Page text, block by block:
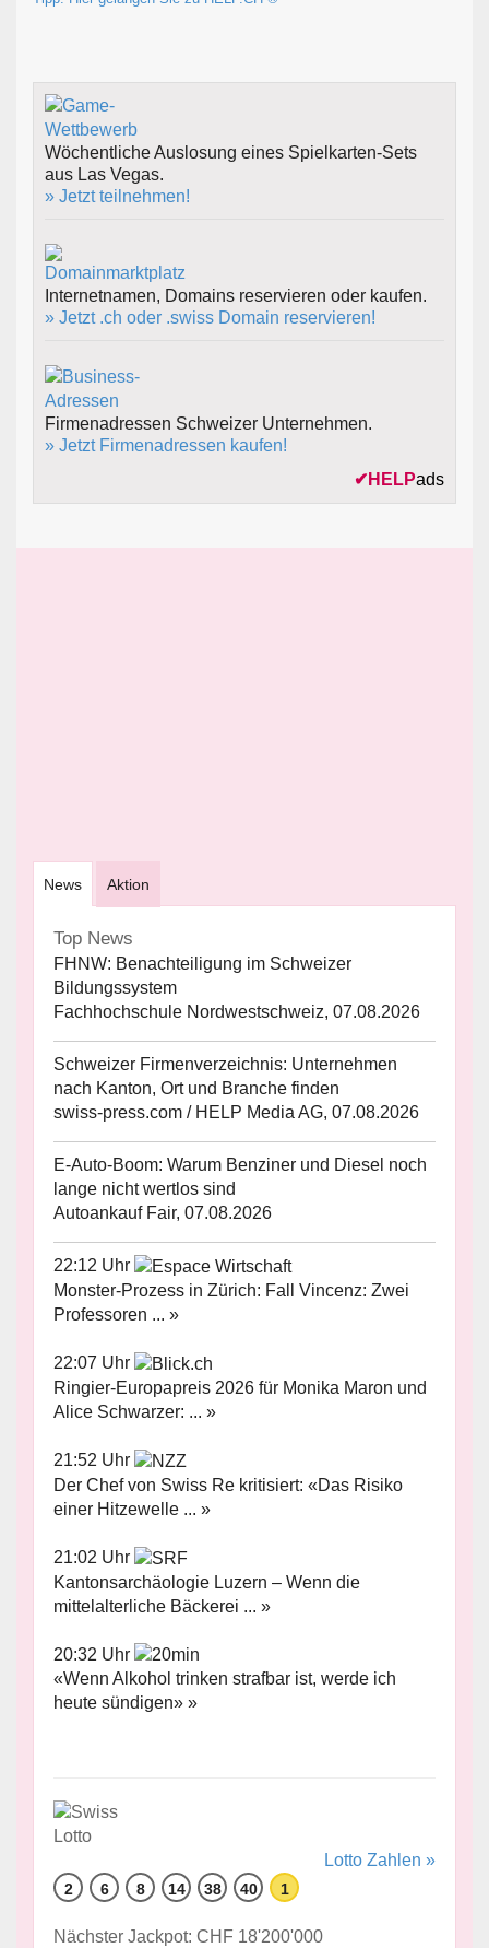
Wöchentliche Auslosung eines Spielkarten-Sets
aus Las Vegas.
» Jetzt teilnehmen!
Internetnamen, Domains reservieren oder kaufen.
» Jetzt .ch oder .swiss Domain reservieren!
Firmenadressen Schweizer Unternehmen.
» Jetzt Firmenadressen kaufen!
✔ HELPads
News Aktion
Top News
FHNW: Benachteiligung im Schweizer
Bildungssystem
Fachhochschule Nordwestschweiz, 07.08.2026
Schweizer Firmenverzeichnis: Unternehmen
nach Kanton, Ort und Branche finden
swiss-press.com / HELP Media AG, 07.08.2026
E-Auto-Boom: Warum Benziner und Diesel noch
lange nicht wertlos sind
Autoankauf Fair, 07.08.2026
22:12 Uhr
Monster-Prozess in Zürich: Fall Vincenz: Zwei
Professoren ... »
22:07 Uhr
Ringier-Europapreis 2026 für Monika Maron und
Alice Schwarzer: ... »
21:52 Uhr
Der Chef von Swiss Re kritisiert: «Das Risiko
einer Hitzewelle ... »
21:02 Uhr
Kantonsarchäologie Luzern – Wenn die
mittelalterliche Bäckerei ... »
20:32 Uhr
«Wenn Alkohol trinken strafbar ist, werde ich
heute sündigen» »
Lotto Zahlen »
2 6 8 14 38 40 1
Nächster Jackpot: CHF 18'200'000